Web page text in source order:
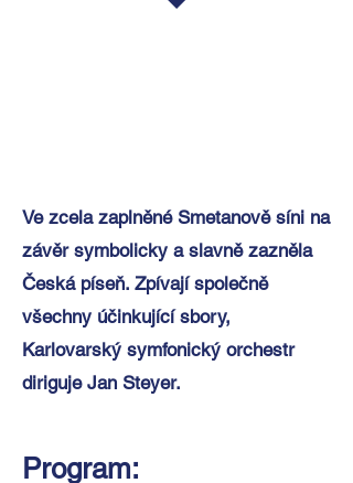
Ve zcela zaplněné Smetanově síni na
závěr symbolicky a slavně zazněla
Česká píseň. Zpívají společně
všechny účinkující sbory,
Karlovarský symfonický orchestr
diriguje Jan Steyer.
Program: